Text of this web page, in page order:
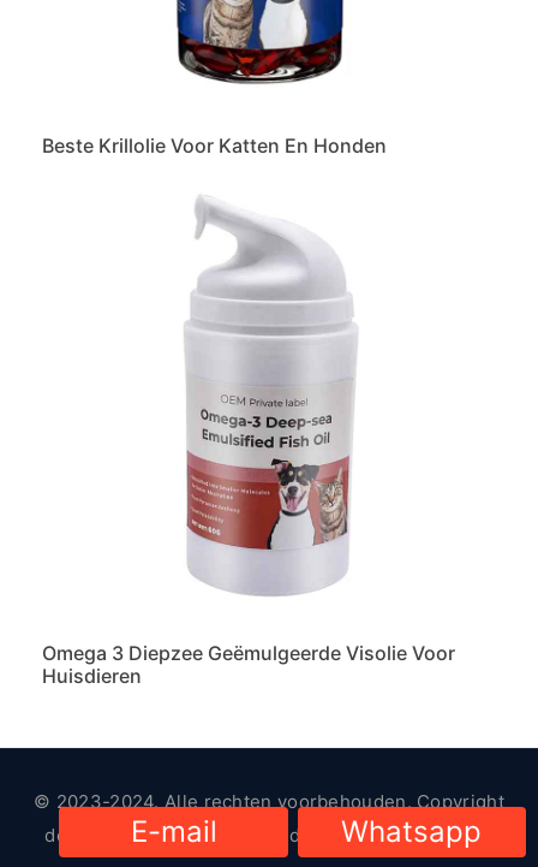
Beste Krillolie Voor Katten En Honden
Omega 3 Diepzee Geëmulgeerde Visolie Voor
Huisdieren
E-mail Whatsapp
© 2023-2024. Alle rechten voorbehouden. Copyright
door
HsViko Dierenbenodigdheden|Privacybeleid